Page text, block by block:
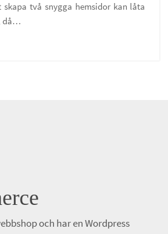
två snygga hemsidor kan låta
då…
och har en Wordpress